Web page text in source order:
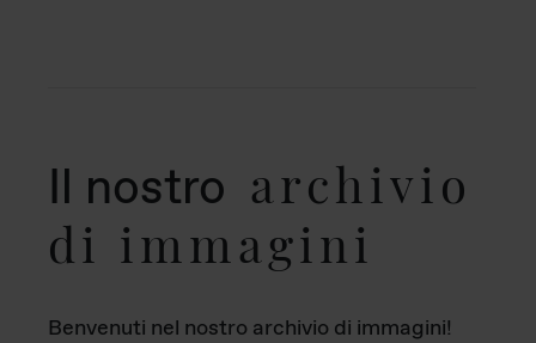
Il nostro archivio
di immagini
Benvenuti nel nostro archivio di immagini!